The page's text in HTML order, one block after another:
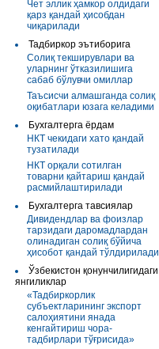
Чет эллик ҳамкор олдидаги
қарз қандай ҳисобдан
чиқарилади
Тадбиркор эътиборига
Солиқ текширувлари ва
уларнинг ўтказилишига
сабаб бўлувчи омиллар
Таъсисчи алмашганда солиқ
оқибатлари юзага келадими
Бухгалтерга ёрдам
НКТ чекидаги хато қандай
тузатилади
НКТ орқали сотилган
товарни қайтариш қандай
расмийлаштирилади
Бухгалтерга тавсиялар
Дивидендлар ва фоизлар
тарзидаги даромадлардан
олинадиган солиқ бўйича
ҳисобот қандай тўлдирилади
Ўзбекистон қонунчилигидаги
янгиликлар
«Тадбиркорлик
субъектларининг экспорт
салоҳиятини янада
кенгайтириш чора-
тадбирлари тўғрисида»